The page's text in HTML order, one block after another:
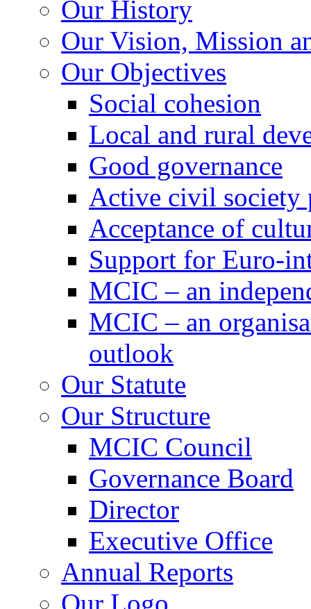
Our History
Our Vision, Mission
Our Objectives
Social cohesion
Local and rural
Good governance
Active civil society
Acceptance of
Support for Euro-
MCIC – an
MCIC – an
outlook
Our Statute
Our Structure
MCIC Council
Governance Board
Director
Executive Office
Annual Reports
Our Logo